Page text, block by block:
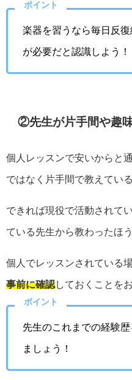
ポイント
楽器を習うなら毎日反
が必要だと認識しよう！
②先生が片手間や趣
個人レッスンで安いからと
ではなく片手間で教えてい
できれば現役で活動されて
ている先生から教わったほ
個人でレッスンされている
事前に確認しておくことを
ポイント
先生のこれまでの経験
ましょう！